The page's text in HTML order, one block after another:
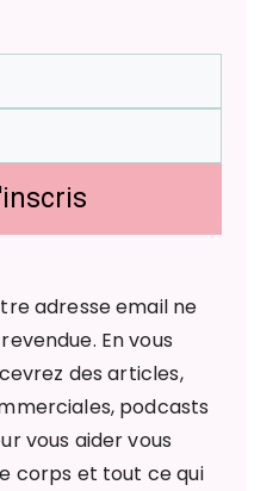
adresse email ne
En vous
des articles,
podcasts
vous aider vous
corps et tout ce qui